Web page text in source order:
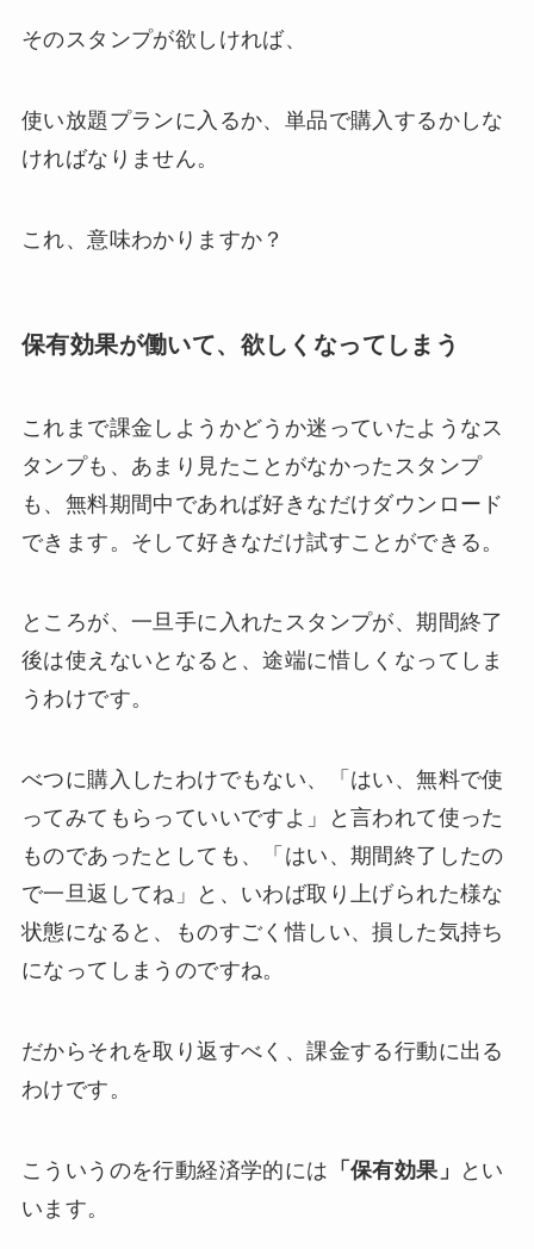
そのスタンプが欲しければ、
使い放題プランに入るか、単品で購入するかしな
ければなりません。
これ、意味わかりますか？
保有効果が働いて、欲しくなってしまう
これまで課金しようかどうか迷っていたようなス
タンプも、あまり見たことがなかったスタンプ
も、無料期間中であれば好きなだけダウンロード
できます。そして好きなだけ試すことができる。
ところが、一旦手に入れたスタンプが、期間終了
後は使えないとなると、途端に惜しくなってしま
うわけです。
べつに購入したわけでもない、「はい、無料で使
ってみてもらっていいですよ」と言われて使った
ものであったとしても、「はい、期間終了したの
で一旦返してね」と、いわば取り上げられた様な
状態になると、ものすごく惜しい、損した気持ち
になってしまうのですね。
だからそれを取り返すべく、課金する行動に出る
わけです。
こういうのを行動経済学的には 「保有効果」
とい
います。